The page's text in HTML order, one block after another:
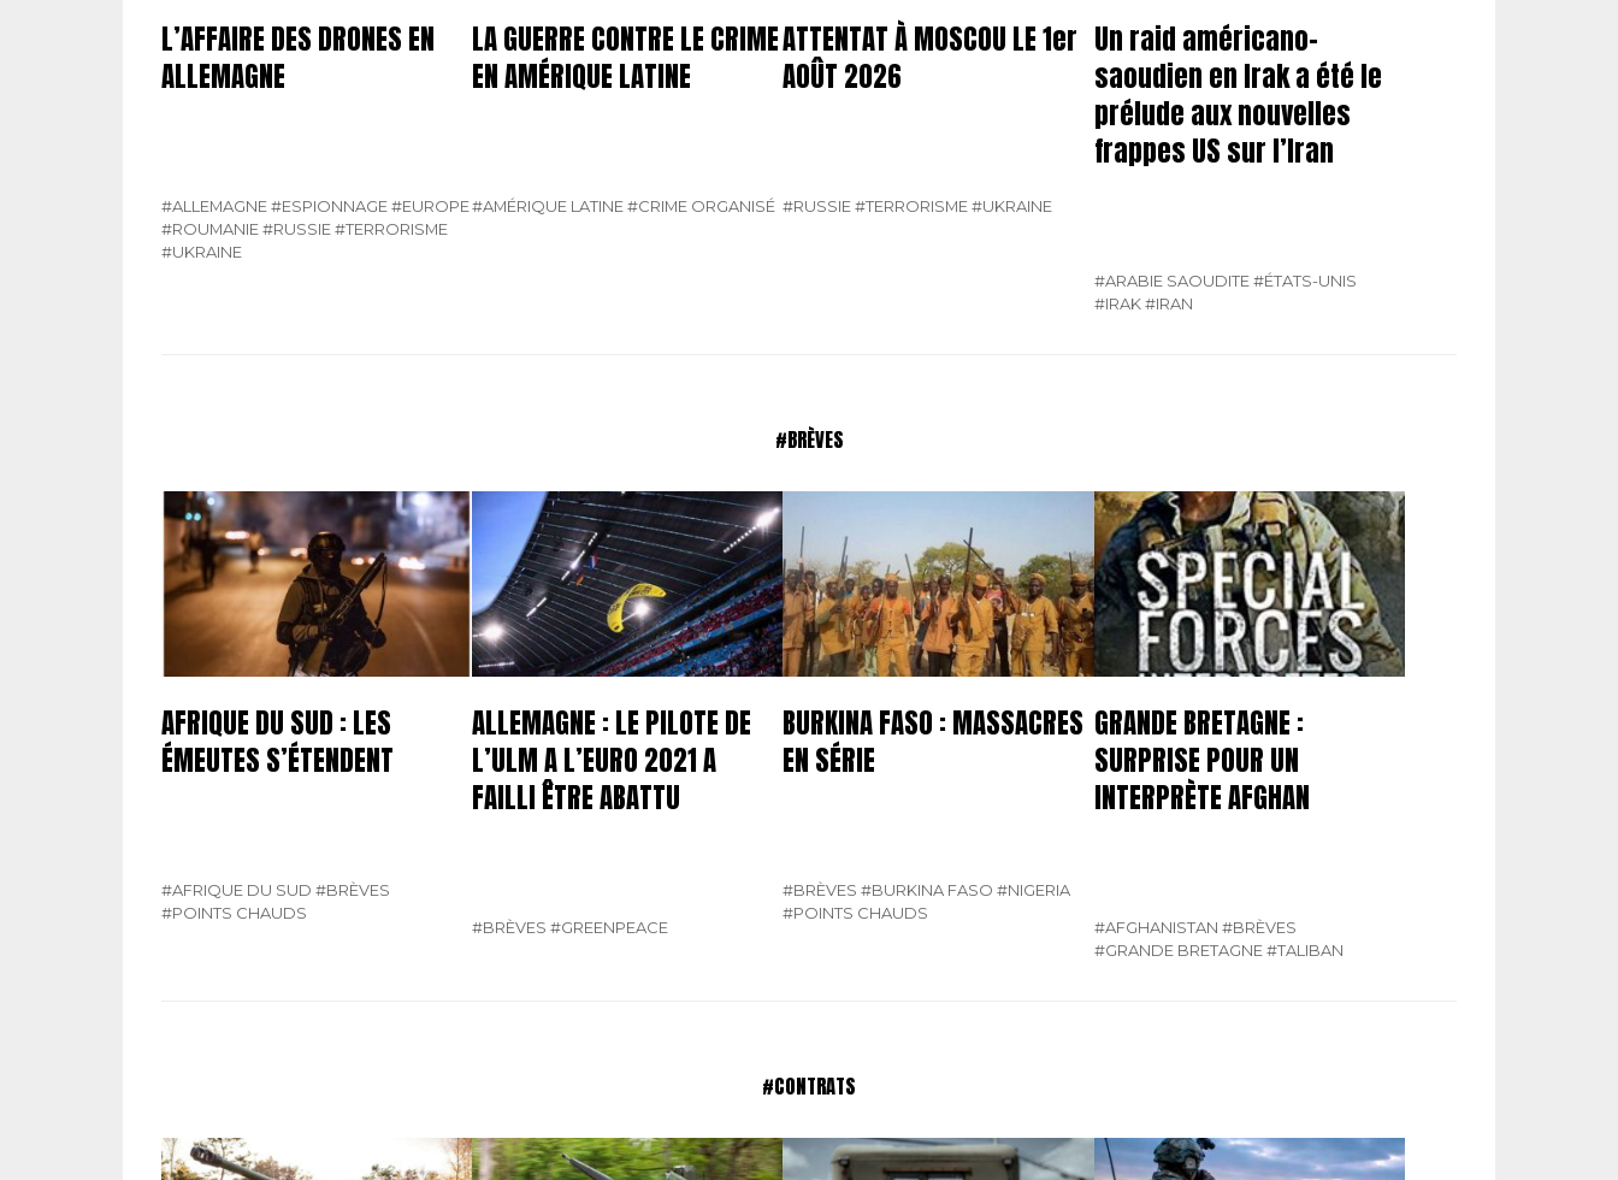
L’AFFAIRE DES DRONES EN
ALLEMAGNE
#ALLEMAGNE#ESPIONNAGE#EUROPE
#ROUMANIE#RUSSIE#TERRORISME
#UKRAINE
LA GUERRE CONTRE LE CRIME
EN AMÉRIQUE LATINE
#AMÉRIQUE LATINE #CRIME ORGANISÉ
ATTENTAT À MOSCOU LE 1er
AOÛT 2026
#RUSSIE #TERRORISME #UKRAINE
Un raid américano-
saoudien en Irak a été le
prélude aux nouvelles
frappes US sur l’Iran
#ARABIE SAOUDITE #ÉTATS-UNIS
#IRAK #IRAN
#BRÈVES
AFRIQUE DU SUD : LES
ÉMEUTES S’ÉTENDENT
#AFRIQUE DU SUD #BRÈVES
#POINTS CHAUDS
ALLEMAGNE : LE PILOTE DE
L’ULM A L’EURO 2021 A
FAILLI ÊTRE ABATTU
#BRÈVES #GREENPEACE
BURKINA FASO : MASSACRES
EN SÉRIE
#BRÈVES #BURKINA FASO #NIGERIA
#POINTS CHAUDS
GRANDE BRETAGNE :
SURPRISE POUR UN
INTERPRÈTE AFGHAN
#AFGHANISTAN #BRÈVES
#GRANDE BRETAGNE #TALIBAN
#CONTRATS